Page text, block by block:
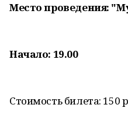
Место проведения:
Начало: 19.00
Стоимость билета: 150